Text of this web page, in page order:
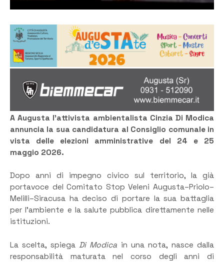
A Augusta l’attivista ambientalista Cinzia Di Modica
annuncia la sua candidatura al Consiglio comunale in
vista delle elezioni amministrative del 24 e 25
maggio 2026.
Dopo anni di impegno civico sul territorio, la già
portavoce del Comitato Stop Veleni Augusta–Priolo–
Melilli–Siracusa ha deciso di portare la sua battaglia
per l’ambiente e la salute pubblica direttamente nelle
istituzioni.
La scelta, spiega Di Modica in una nota, nasce dalla
responsabilità maturata nel corso degli anni di